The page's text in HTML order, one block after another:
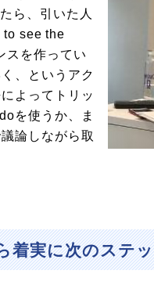
ら、引いた人
to see the
スを作ってい
、というアク
よってトリッ
を使うか、ま
論しながら取
着実に次のステ